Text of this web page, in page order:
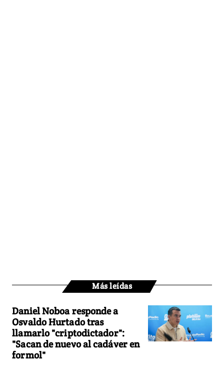
Más leídas
Daniel Noboa responde a
Osvaldo Hurtado tras
llamarlo "criptodictador":
"Sacan de nuevo al cadáver en
formol"